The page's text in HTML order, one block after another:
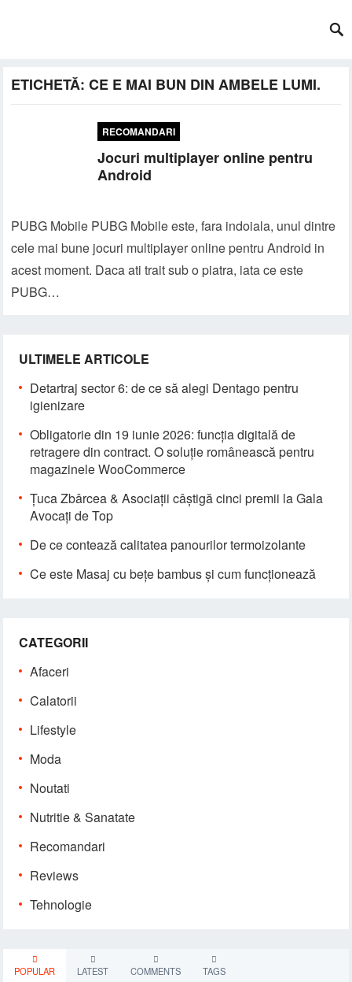
ETICHETĂ:CE E MAI BUN DIN AMBELE LUMI.
RECOMANDARI
Jocuri multiplayer online pentru
Android
PUBG Mobile PUBG Mobile este, fara indoiala, unul dintre
cele mai bune jocuri multiplayer online pentru Android in
acest moment. Daca ati trait sub o piatra, iata ce este
PUBG…
ULTIMELE ARTICOLE
Detartraj sector 6: de ce să alegi Dentago pentru
igienizare
Obligatorie din 19 iunie 2026: funcția digitală de
retragere din contract. O soluție românească pentru
magazinele WooCommerce
Țuca Zbârcea & Asociații câștigă cinci premii la Gala
Avocați de Top
De ce contează calitatea panourilor termoizolante
Ce este Masaj cu bețe bambus și cum funcționează
CATEGORII
Afaceri
Calatorii
Lifestyle
Moda
Noutati
Nutritie & Sanatate
Recomandari
Reviews
Tehnologie
POPULAR LATEST COMMENTS TAGS